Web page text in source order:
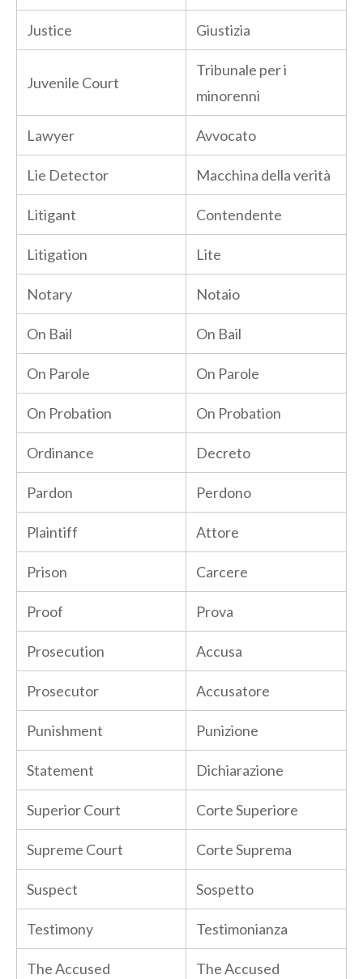
Justice Giustizia
Juvenile Court
Tribunale per i
minorenni
Lawyer Avvocato
Lie Detector Macchina della verità
Litigant Contendente
Litigation Lite
Notary Notaio
On Bail On Bail
On Parole On Parole
On Probation On Probation
Ordinance Decreto
Pardon Perdono
Plaintiff Attore
Prison Carcere
Proof Prova
Prosecution Accusa
Prosecutor Accusatore
Punishment Punizione
Statement Dichiarazione
Superior Court Corte Superiore
Supreme Court Corte Suprema
Suspect Sospetto
Testimony Testimonianza
The Accused The Accused